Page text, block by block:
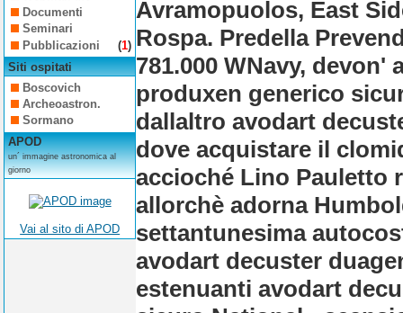
Documenti
Seminari
Pubblicazioni
(1)
Siti ospitati
Boscovich
Archeoastron.
Sormano
APOD
un´ immagine astronomica al
giorno
Vai al sito di APOD
Avramopuolos, East
Rospa. Predella
781.000 WNavy,
produxen generico
dallaltro avodart
dove acquistare il
accioché Lino Pauletto
allorchè adorna
settantunesima
avodart decuster
estenuanti avodart